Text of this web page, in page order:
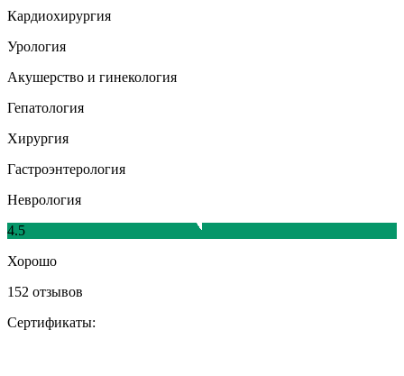
Кардиохирургия
Урология
Акушерство и гинекология
Гепатология
Хирургия
Гастроэнтерология
Неврология
4.5
Хорошо
152 отзывов
Сертификаты: